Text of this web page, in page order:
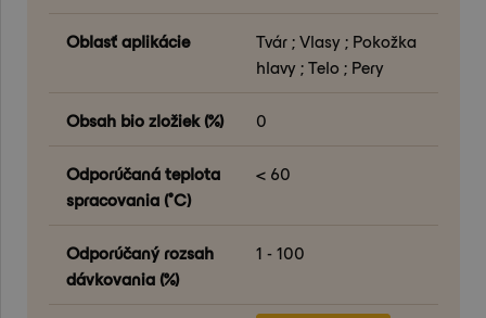
Oblasť aplikácie
Tvár ; Vlasy ; Pokožka
hlavy ; Telo ; Pery
Obsah bio zložiek (%) 0
Odporúčaná teplota
spracovania (°C)
< 60
Odporúčaný rozsah
dávkovania (%)
1 - 100